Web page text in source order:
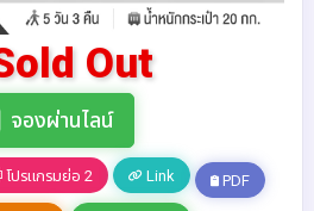
Out
จองผ่านไลน์
โปรแกรมย่อ 2 Link PDF